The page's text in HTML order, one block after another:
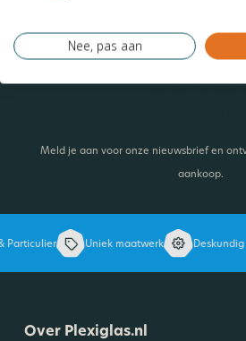
Aanmelden
Meld je aan voor onze nieuwsbrief en
aankoop.
Uniek maatwerk Deskundig
Over Plexiglas.nl
Nee, pas aan